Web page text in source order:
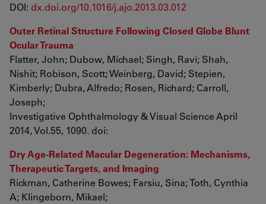
DOI: dx.doi.org/10.1016/j.ajo.2013.03.012
Outer Retinal Structure Following Closed Globe Blunt
Ocular Trauma
Flatter, John; Dubow, Michael; Singh, Ravi; Shah,
Nishit; Robison, Scott; Weinberg, David; Stepien,
Kimberly; Dubra, Alfredo; Rosen, Richard; Carroll,
Joseph;
Investigative Ophthalmology & Visual Science April
2014, Vol.55, 1090. doi:
Dry Age-Related Macular Degeneration: Mechanisms,
Therapeutic Targets, and Imaging
Rickman, Catherine Bowes; Farsiu, Sina; Toth, Cynthia
A; Klingeborn, Mikael;